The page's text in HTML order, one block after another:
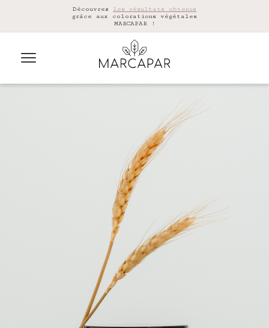
Découvrez les résultats obtenus
grâce aux colorations végétales
MARCAPAR !